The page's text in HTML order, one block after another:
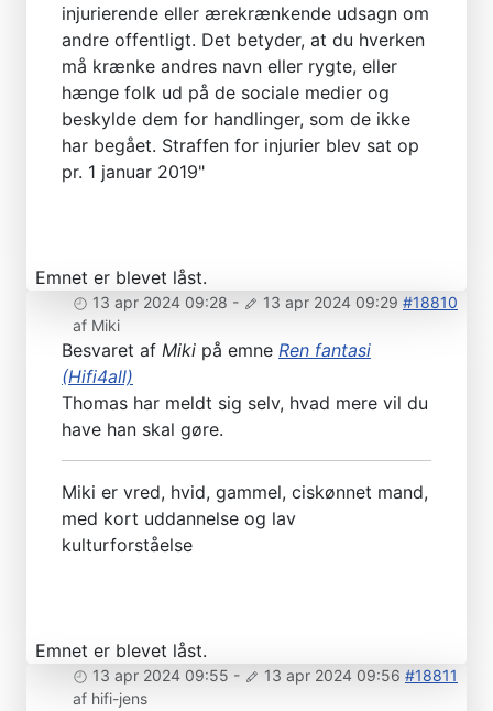
injurierende eller ærekrænkende udsagn om
andre offentligt. Det betyder, at du hverken
må krænke andres navn eller rygte, eller
hænge folk ud på de sociale medier og
beskylde dem for handlinger, som de ikke
har begået. Straffen for injurier blev sat op
pr. 1 januar 2019"
Emnet er blevet låst.
13 apr 2024 09:28 - 13 apr 2024 09:29 #18810
af Miki
Besvaret af Miki på emne Ren fantasi
(Hifi4all)
Thomas har meldt sig selv, hvad mere vil du
have han skal gøre.
Miki er vred, hvid, gammel, ciskønnet mand,
med kort uddannelse og lav
kulturforståelse
Emnet er blevet låst.
13 apr 2024 09:55 - 13 apr 2024 09:56 #18811
af hifi-jens